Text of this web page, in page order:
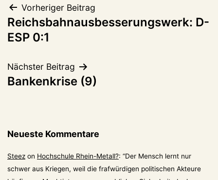
Beitragsnavigation
Vorheriger Beitrag
Reichsbahnausbesserungswerk: D-
ESP 0:1
Nächster Beitrag
Bankenkrise (9)
Neueste Kommentare
Steez on Hochschule Rhein-Metall?: “Der Mensch lernt nur
schwer aus Kriegen, weil die frafwürdigen politischen Akteure